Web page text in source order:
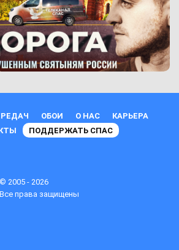
ОБОИ О НАС
КАРЬЕРА
ПОДДЕРЖАТЬ СПАС
© 2005 - 2026
Все права защищены